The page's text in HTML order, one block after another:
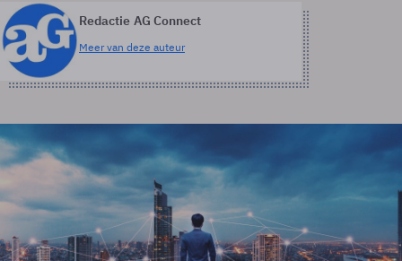
Redactie AG Connect
Meer van deze auteur